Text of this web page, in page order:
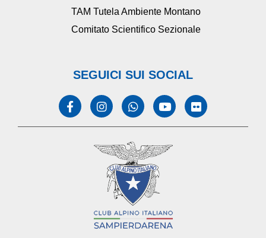
TAM Tutela Ambiente Montano
Comitato Scientifico Sezionale
SEGUICI SUI SOCIAL